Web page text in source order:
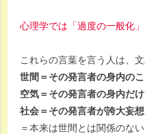
心理学では「過度の一般化」
これらの言葉を言う人は、
世間＝その発言者の身内のこ
空気＝その発言者の身内だ
社会＝その発言者が誇大妄
＝本来は世間とは関係のない